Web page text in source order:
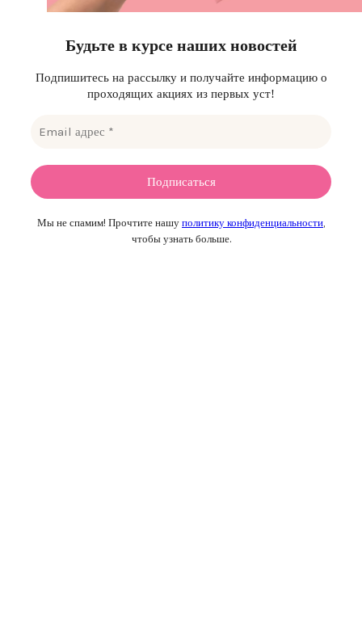
Будьте в курсе наших новостей
Подпишитесь на рассылку и получайте информацию о
проходящих акциях из первых уст!
Мы не спамим! Прочтите нашу политику конфиденциальности
чтобы узнать больше.